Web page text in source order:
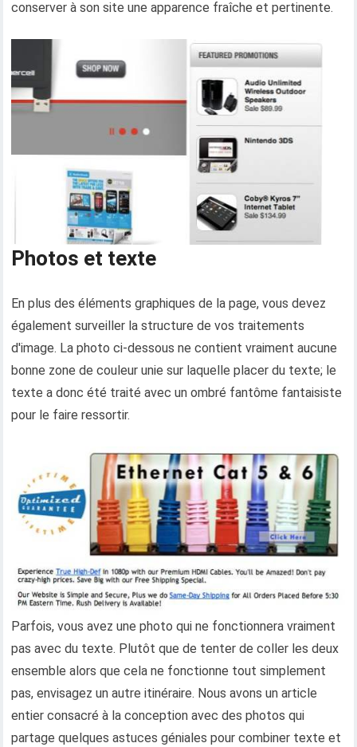
conserver à son site une apparence fraîche et pertinente.
Photos et texte
En plus des éléments graphiques de la page, vous devez
également surveiller la structure de vos traitements
d'image. La photo ci-dessous ne contient vraiment aucune
bonne zone de couleur unie sur laquelle placer du texte; le
texte a donc été traité avec un ombré fantôme fantaisiste
pour le faire ressortir.
Parfois, vous avez une photo qui ne fonctionnera vraiment
pas avec du texte. Plutôt que de tenter de coller les deux
ensemble alors que cela ne fonctionne tout simplement
pas, envisagez un autre itinéraire. Nous avons un article
entier consacré à la conception avec des photos qui
partage quelques astuces géniales pour combiner texte et